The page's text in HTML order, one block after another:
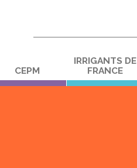
:
CEPM
IRRIGANTS DE
FRANCE